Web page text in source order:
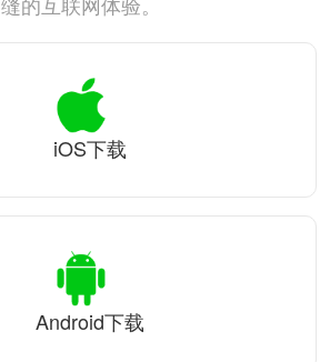
iOS下载
Android下载